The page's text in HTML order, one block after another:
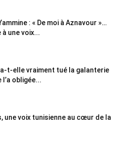
: « De moi à Aznavour »…
à une voix...
a-t-elle vraiment tué la galanterie
l’a obligée...
une voix tunisienne au cœur de la